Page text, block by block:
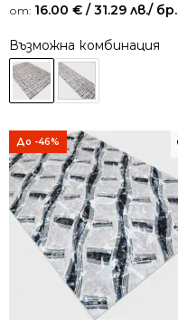
от: 16.00 € / 31.29 лв./ бр.
Възможна комбинация
До -46%